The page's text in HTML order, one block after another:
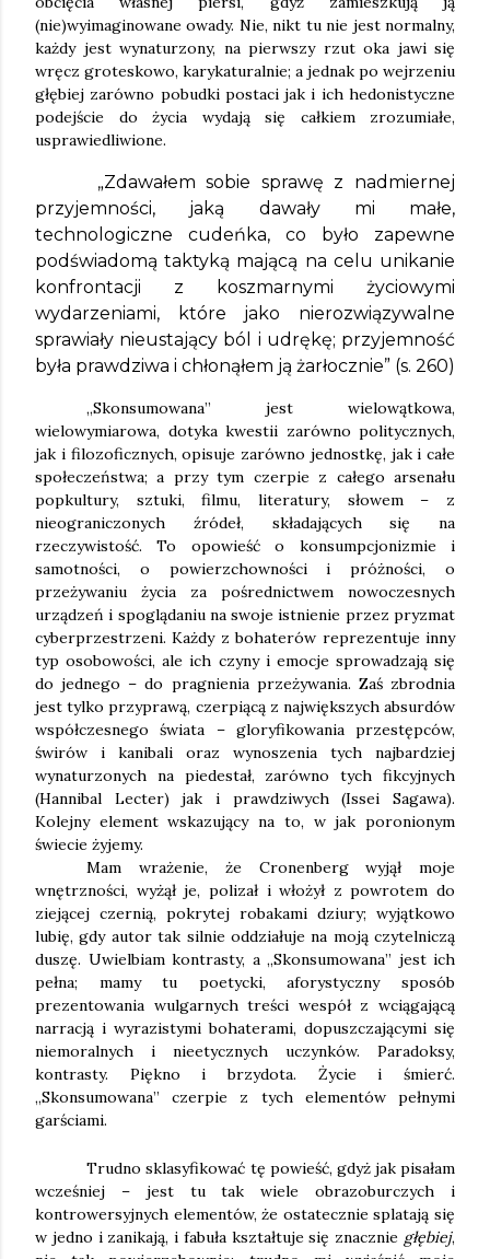
(nie)wyimaginowane owady. Nie, nikt tu nie jest normalny,
każdy jest wynaturzony, na pierwszy rzut oka jawi się
wręcz groteskowo, karykaturalnie; a jednak po wejrzeniu
głębiej zarówno pobudki postaci jak i ich hedonistyczne
podejście do życia wydają się całkiem zrozumiałe,
usprawiedliwione.
„Zdawałem sobie sprawę z nadmiernej
przyjemności, jaką dawały mi małe,
technologiczne cudeńka, co było zapewne
podświadomą taktyką mającą na celu unikanie
konfrontacji z koszmarnymi życiowymi
wydarzeniami, które jako nierozwiązywalne
sprawiały nieustający ból i udrękę; przyjemność
była prawdziwa i chłonąłem ją żarłocznie” (s. 260)
„Skonsumowana” jest wielowątkowa,
wielowymiarowa, dotyka kwestii zarówno politycznych,
jak i filozoficznych, opisuje zarówno jednostkę, jak i całe
społeczeństwa; a przy tym czerpie z całego arsenału
popkultury, sztuki, filmu, literatury, słowem – z
nieograniczonych źródeł, składających się na
rzeczywistość. To opowieść o konsumpcjonizmie i
samotności, o powierzchowności i próżności, o
przeżywaniu życia za pośrednictwem nowoczesnych
urządzeń i spoglądaniu na swoje istnienie przez pryzmat
cyberprzestrzeni. Każdy z bohaterów reprezentuje inny
typ osobowości, ale ich czyny i emocje sprowadzają się
do jednego – do pragnienia przeżywania. Zaś zbrodnia
jest tylko przyprawą, czerpiącą z największych absurdów
współczesnego świata – gloryfikowania przestępców,
świrów i kanibali oraz wynoszenia tych najbardziej
wynaturzonych na piedestał, zarówno tych fikcyjnych
(Hannibal Lecter) jak i prawdziwych (Issei Sagawa).
Kolejny element wskazujący na to, w jak poronionym
świecie żyjemy.
Mam wrażenie, że Cronenberg wyjął moje
wnętrzności, wyżął je, polizał i włożył z powrotem do
ziejącej czernią, pokrytej robakami dziury; wyjątkowo
lubię, gdy autor tak silnie oddziałuje na moją czytelniczą
duszę. Uwielbiam kontrasty, a „Skonsumowana” jest ich
pełna; mamy tu poetycki, aforystyczny sposób
prezentowania wulgarnych treści wespół z wciągającą
narracją i wyrazistymi bohaterami, dopuszczającymi się
niemoralnych i nieetycznych uczynków. Paradoksy,
kontrasty. Piękno i brzydota. Życie i śmierć.
„Skonsumowana” czerpie z tych elementów pełnymi
garściami.
Trudno sklasyfikować tę powieść, gdyż jak pisałam
wcześniej – jest tu tak wiele obrazoburczych i
kontrowersyjnych elementów, że ostatecznie splatają się
w jedno i zanikają, i fabuła kształtuje się znacznie głębiej,